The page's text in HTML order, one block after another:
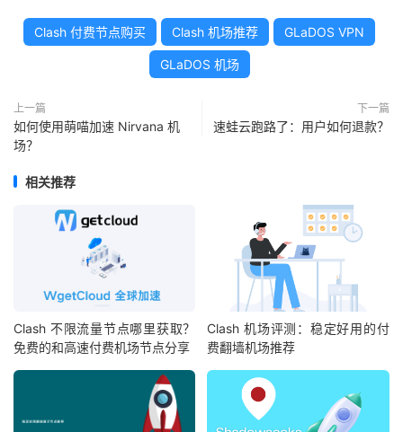
Clash 付费节点购买 Clash 机场推荐 GLaDOS VPN
GLaDOS 机场
上一篇
如何使用萌喵加速 Nirvana 机
场？
下一篇
速蛙云跑路了：用户如何退款？
相关推荐
Clash 不限流量节点哪里获取？
免费的和高速付费机场节点分享
Clash 机场评测：稳定好用的付
费翻墙机场推荐